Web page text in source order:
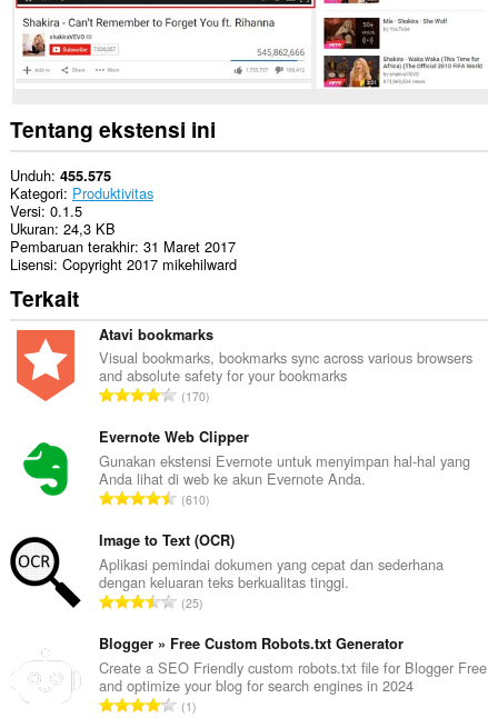
Tentang ekstensi ini
Unduh 455.575
Kategori Produktivitas
Versi 0.1.5
Ukuran 24,3 KB
Pembaruan terakhir 31 Maret 2017
Lisensi Copyright 2017 mikehilward
Terkait
Atavi bookmarks
Visual bookmarks, bookmarks sync across various browsers
and absolute safety for your bookmarks
J
m
l
a
h
o
t
a
p
e
n
d
170
Evernote Web Clipper
Gunakan ekstensi Evernote untuk menyimpan hal-hal yang
Anda lihat di web ke akun Evernote Anda.
J
m
l
a
h
o
t
a
610
Image to Text (OCR)
Aplikasi pemindai dokumen yang cepat dan sederhana
dengan keluaran teks berkualitas tinggi.
J
m
l
a
h
25
Blogger » Free Custom Robots.txt Generator
Create a SEO Friendly custom robots.txt file for Blogger Free
and optimize your blog for search engines in 2024
J1